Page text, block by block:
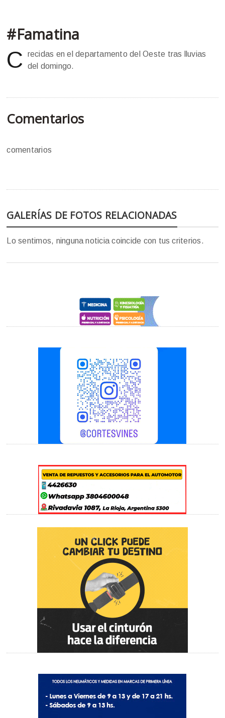
#Famatina
C
recidas en el departamento del Oeste tras lluvias
del domingo.
Comentarios
comentarios
GALERÍAS DE FOTOS RELACIONADAS
Lo sentimos, ninguna noticia coincide con tus criterios.